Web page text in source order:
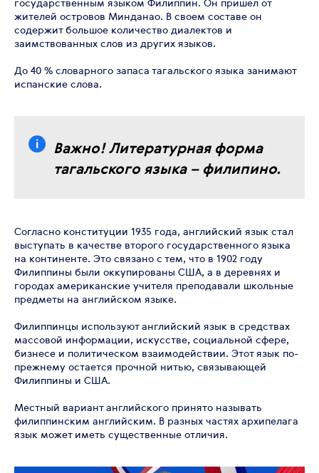
жителей островов Минданао. В своем составе он
содержит большое количество диалектов и
заимствованных слов из других языков.
До 40 % словарного запаса тагальского языка занимают
испанские слова.
Важно! Литературная форма
тагальского языка – филипино.
Согласно конституции 1935 года, английский язык стал
выступать в качестве второго государственного языка
на континенте. Это связано с тем, что в 1902 году
Филиппины были оккупированы США, а в деревнях и
городах американские учителя преподавали школьные
предметы на английском языке.
Филиппинцы используют английский язык в средствах
массовой информации, искусстве, социальной сфере,
бизнесе и политическом взаимодействии. Этот язык по-
прежнему остается прочной нитью, связывающей
Филиппины и США.
Местный вариант английского принято называть
филиппинским английским. В разных частях архипелага
язык может иметь существенные отличия.